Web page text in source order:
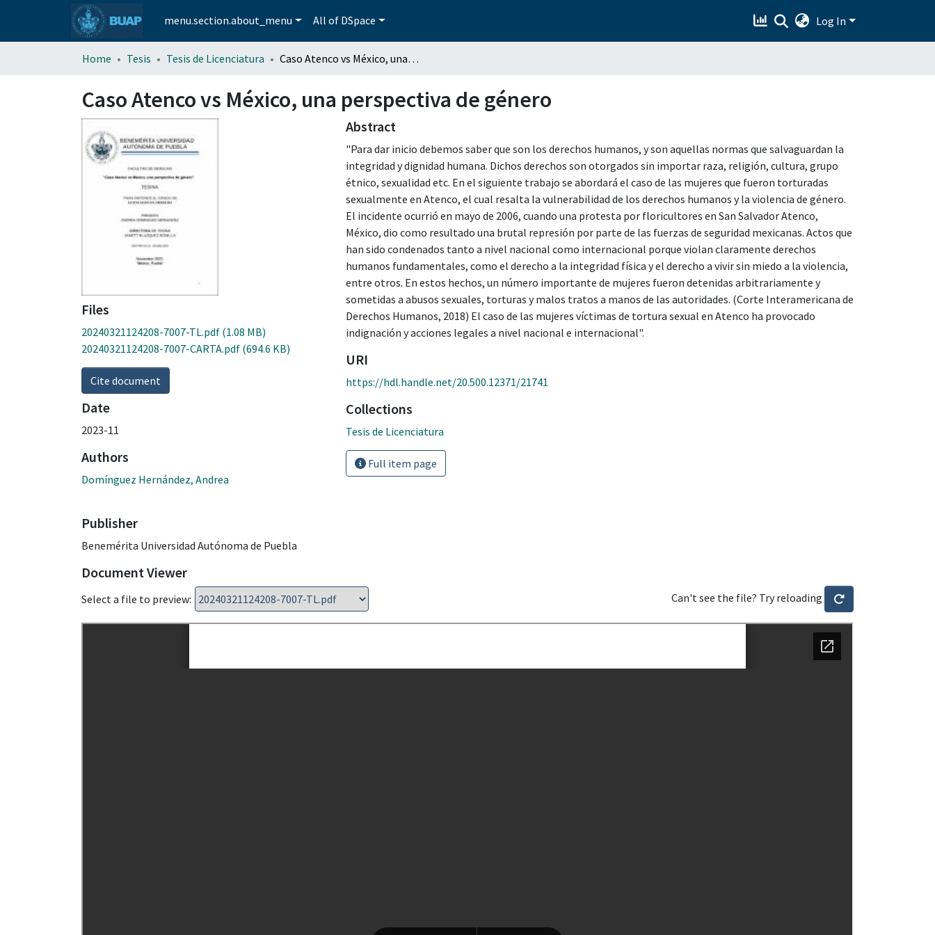
menu.section.about_menu All of DSpace Log In
Home Tesis Tesis de Licenciatura Caso Atenco vs México, una perspectiva de género
Caso Atenco vs México, una perspectiva de género
Files
20240321124208-7007-TL.pdf (1.08 MB)
20240321124208-7007-CARTA.pdf (694.6 KB)
Cite document
Date
2023-11
Authors
Domínguez Hernández, Andrea
Publisher
Benemérita Universidad Autónoma de Puebla
Abstract
"Para dar inicio debemos saber que son los derechos humanos, y son aquellas normas que salvaguardan la
integridad y dignidad humana. Dichos derechos son otorgados sin importar raza, religión, cultura, grupo
étnico, sexualidad etc. En el siguiente trabajo se abordará el caso de las mujeres que fueron torturadas
sexualmente en Atenco, el cual resalta la vulnerabilidad de los derechos humanos y la violencia de género.
El incidente ocurrió en mayo de 2006, cuando una protesta por floricultores en San Salvador Atenco,
México, dio como resultado una brutal represión por parte de las fuerzas de seguridad mexicanas. Actos que
han sido condenados tanto a nivel nacional como internacional porque violan claramente derechos
humanos fundamentales, como el derecho a la integridad física y el derecho a vivir sin miedo a la violencia,
entre otros. En estos hechos, un número importante de mujeres fueron detenidas arbitrariamente y
sometidas a abusos sexuales, torturas y malos tratos a manos de las autoridades. (Corte Interamericana de
Derechos Humanos, 2018) El caso de las mujeres víctimas de tortura sexual en Atenco ha provocado
indignación y acciones legales a nivel nacional e internacional".
URI
https://hdl.handle.net/20.500.12371/21741
Collections
Tesis de Licenciatura
Full item page
Document Viewer
Select a file to preview: Can't see the file? Try reloading